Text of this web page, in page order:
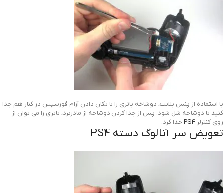
با استفاده از پنس بلانت، دوشاخه باتری را با تکان دادن آرام فورسپس در کنار هم جدا
کنید تا دوشاخه شل شود. پس از جدا کردن دوشاخه از مادربرد، باتری را می توان از
روی کنترلر PS4 جدا کرد.
تعویض سر آنالوگ دسته PS4